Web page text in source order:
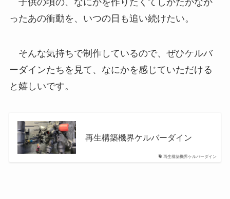
子供の頃の、なにかを作りたくてしかたがなか
ったあの衝動を、いつの日も追い続けたい。
そんな気持ちで制作しているので、ぜひケルバ
ーダインたちを見て、なにかを感じていただける
と嬉しいです。
再生構築機界ケルバーダイン
再生構築機界ケルバーダイン